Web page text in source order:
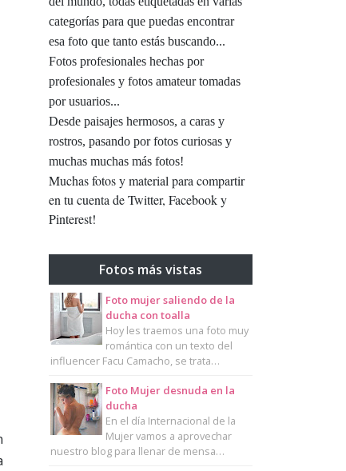
categorías para que puedas encontrar
esa foto que tanto estás buscando...
Fotos profesionales hechas por
profesionales y fotos amateur tomadas
por usuarios...
Desde paisajes hermosos, a caras y
rostros, pasando por fotos curiosas y
muchas muchas más fotos!
Muchas fotos y material para compartir
en tu cuenta de Twitter, Facebook y
Pinterest!
Fotos más vistas
Foto mujer saliendo de la
ducha con toalla
Hoy les traemos una foto muy
romántica con un texto del
influencer Facu Camacho, se trata…
Foto Mujer desnuda en la
ducha
En el día Internacional de la
Mujer vamos a aprovechar
nuestro blog para llenar de mensa…